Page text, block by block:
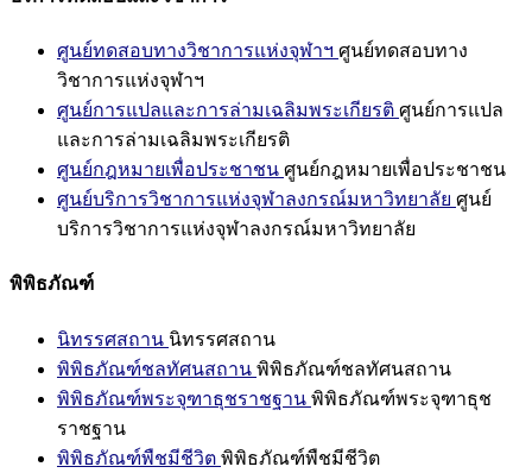
ศูนย์ทดสอบทางวิชาการแห่งจุฬาฯ ศูนย์ทดสอบทาง
วิชาการแห่งจุฬาฯ
ศูนย์การแปลและการล่ามเฉลิมพระเกียรติ ศูนย์การแปล
และการล่ามเฉลิมพระเกียรติ
ศูนย์กฎหมายเพื่อประชาชน ศูนย์กฎหมายเพื่อประชาชน
ศูนย์บริการวิชาการแห่งจุฬาลงกรณ์มหาวิทยาลัย ศูนย์
บริการวิชาการแห่งจุฬาลงกรณ์มหาวิทยาลัย
พิพิธภัณฑ์
นิทรรศสถาน นิทรรศสถาน
พิพิธภัณฑ์ชลทัศนสถาน พิพิธภัณฑ์ชลทัศนสถาน
พิพิธภัณฑ์พระจุฑาธุชราชฐาน พิพิธภัณฑ์พระจุฑาธุช
ราชฐาน
พิพิธภัณฑ์พืชมีชีวิต พิพิธภัณฑ์พืชมีชีวิต